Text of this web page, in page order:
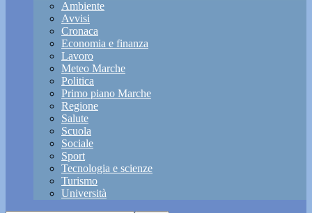
Ambiente
Avvisi
Cronaca
Economia e finanza
Lavoro
Meteo Marche
Politica
Primo piano Marche
Regione
Salute
Scuola
Sociale
Sport
Tecnologia e scienze
Turismo
Università